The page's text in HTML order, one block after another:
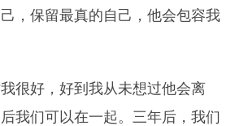
，保留最真的自己，他会包容我
很好，好到我从未想过他会离
我们可以在一起。三年后，我们